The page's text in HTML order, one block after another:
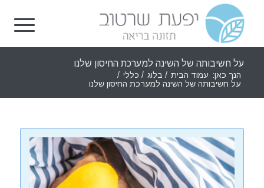
על חשיבותה של השינה למערכת החיסון שלנו
הנך כאן: עמוד הבית / בלוג / כללי /
על חשיבותה של השינה למערכת החיסון שלנו